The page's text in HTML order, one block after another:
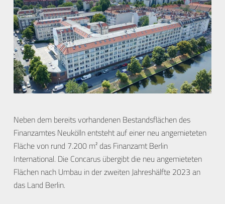
Neben dem bereits vorhandenen Bestandsflächen des
Finanzamtes Neukölln entsteht auf einer neu angemieteten
Fläche von rund 7.200 m² das Finanzamt Berlin
International. Die Concarus übergibt die neu angemieteten
Flächen nach Umbau in der zweiten Jahreshälfte 2023 an
das Land Berlin.